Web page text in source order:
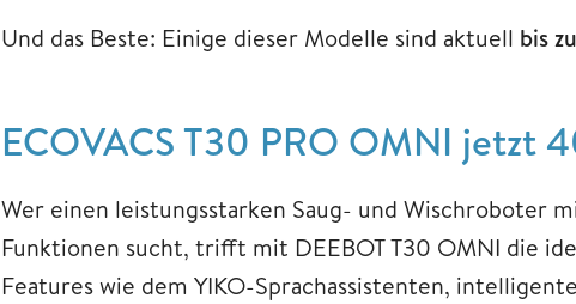
Und das Beste: Einige dieser Modelle sind aktuell bis
ECOVACS T30 PRO OMNI jetzt
Wer einen leistungsstarken Saug- und Wischroboter
Funktionen sucht, trifft mit DEEBOT T30 OMNI die
Features wie dem YIKO-Sprachassistenten,